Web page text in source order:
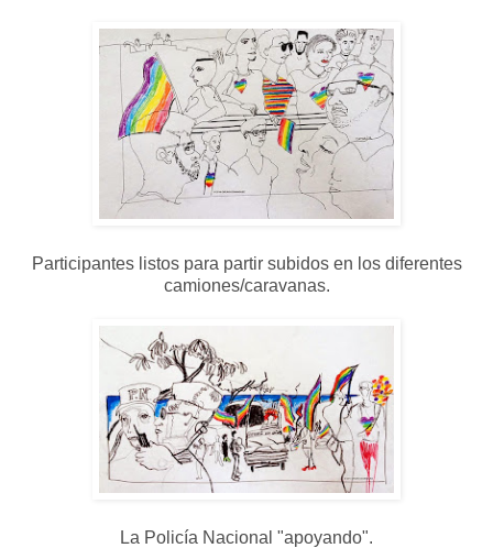
Participantes listos para partir subidos en los diferentes
camiones/caravanas.
La Policía Nacional "apoyando".